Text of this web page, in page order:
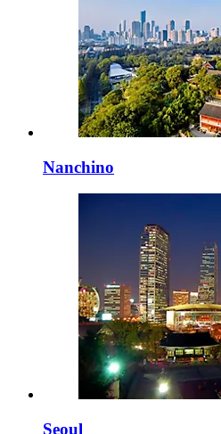
Nanchino
Seoul